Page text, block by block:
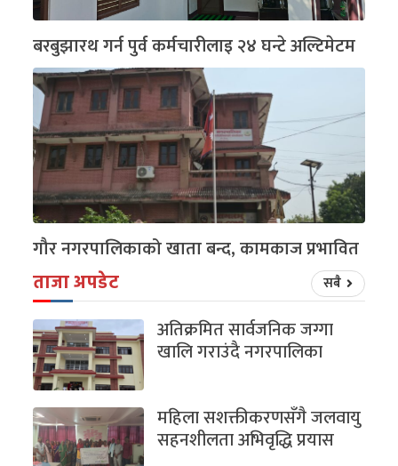
बरबुझारथ गर्न पुर्व कर्मचारीलाइ २४ घन्टे अल्टिमेटम
गौर नगरपालिकाको खाता बन्द, कामकाज प्रभावित
ताजा अपडेट सबै
अतिक्रमित सार्वजनिक जग्गा
खालि गराउंदै नगरपालिका
महिला सशक्तीकरणसँगै जलवायु
सहनशीलता अभिवृद्धि प्रयास